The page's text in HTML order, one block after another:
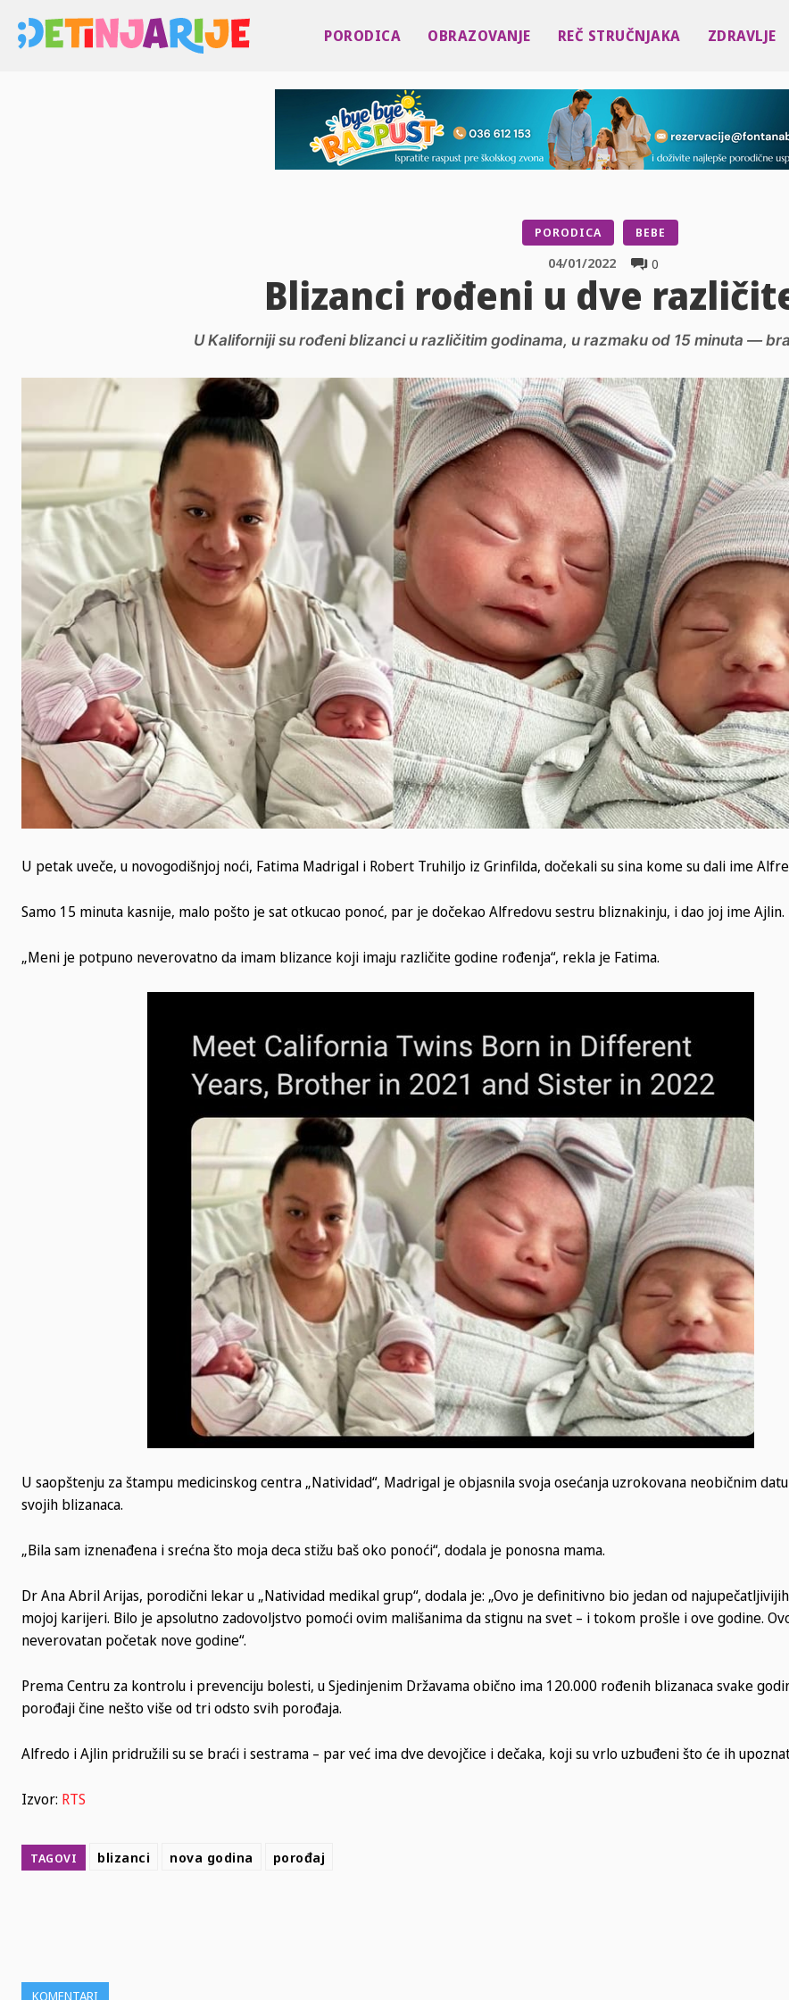
PORODICA OBRAZOVANJE REČ STRUČNJAKA ZDRAVLJE
PORODICA BEBE
0
04/01/2022
Blizanci rođeni u dve
U Kaliforniji su rođeni blizanci u različitim godinama, u razmaku od 15 minuta —
U petak uveče, u novogodišnjoj noći, Fatima Madrigal i Robert Truhiljo iz Grinfilda, dočekali su sina kome su dali ime
Samo 15 minuta kasnije, malo pošto je sat otkucao ponoć, par je dočekao Alfredovu sestru bliznakinju, i dao joj ime Ajlin.
„Meni je potpuno neverovatno da imam blizance koji imaju različite godine rođenja“, rekla je Fatima.
U saopštenju za štampu medicinskog centra „Natividad“, Madrigal je objasnila svoja osećanja uzrokovana neobičnim
svojih blizanaca.
„Bila sam iznenađena i srećna što moja deca stižu baš oko ponoći“, dodala je ponosna mama.
Dr Ana Abril Arijas, porodični lekar u „Natividad medikal grup“, dodala je: „Ovo je definitivno bio jedan od
mojoj karijeri. Bilo je apsolutno zadovoljstvo pomoći ovim mališanima da stignu na svet – i tokom prošle i ove godine.
neverovatan početak nove godine“.
Prema Centru za kontrolu i prevenciju bolesti, u Sjedinjenim Državama obično ima 120.000 rođenih blizanaca svake
porođaji čine nešto više od tri odsto svih porođaja.
Alfredo i Ajlin pridružili su se braći i sestrama – par već ima dve devojčice i dečaka, koji su vrlo uzbuđeni što će ih
Izvor: RTS
TAGOVI blizanci nova godina porođaj
KOMENTARI